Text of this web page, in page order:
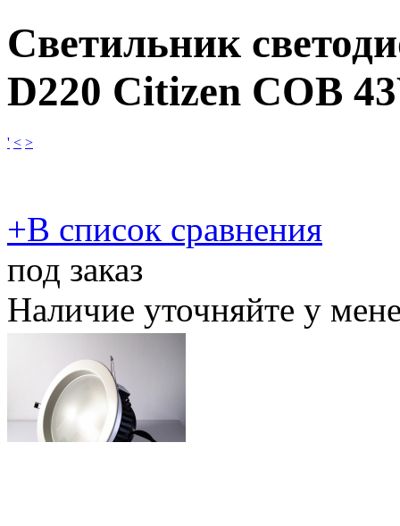
Светильник
D220 Citizen COB
' < >
​+В список сравнения
под заказ
Наличие уточняйте у